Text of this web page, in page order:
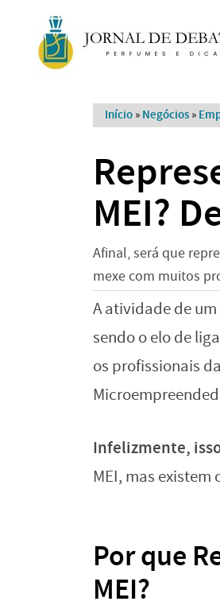
Início » Negócios »
MEI?
Afinal, será que
mexe com muitos
A atividade de
sendo o elo de
os profissionais
Infelizmente,
MEI, mas
Por que
MEI?